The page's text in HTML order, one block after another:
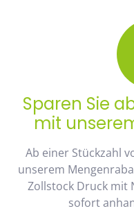
Sparen Sie
mit
Ab einer Stückzahl
unserem
Zollstock Druck mit
sofort